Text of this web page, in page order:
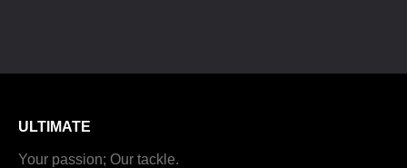
ULTIMATE
Your passion; Our tackle.